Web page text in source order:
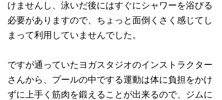
けませんし、泳いだ後にはすぐにシャワーを浴びる
必要がありますので、ちょっと面倒くさく感じてし
まって利用していませんでした。
ですが通っていたヨガスタジオのインストラクター
さんから、プールの中でする運動は体に負担をかけ
ずに上手く筋肉を鍛えることが出来るので、ジムに